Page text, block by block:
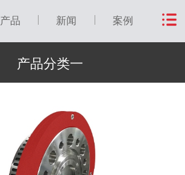
产品 新闻 案例
产品分类一